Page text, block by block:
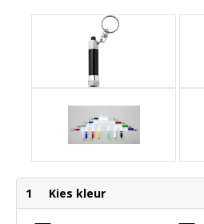
1 Kies kleur